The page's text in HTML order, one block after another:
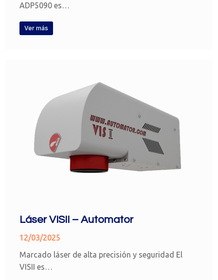
ADP5090 es…
Ver más
Láser VISII – Automator
12/03/2025
Marcado láser de alta precisión y seguridad El
VISII es…